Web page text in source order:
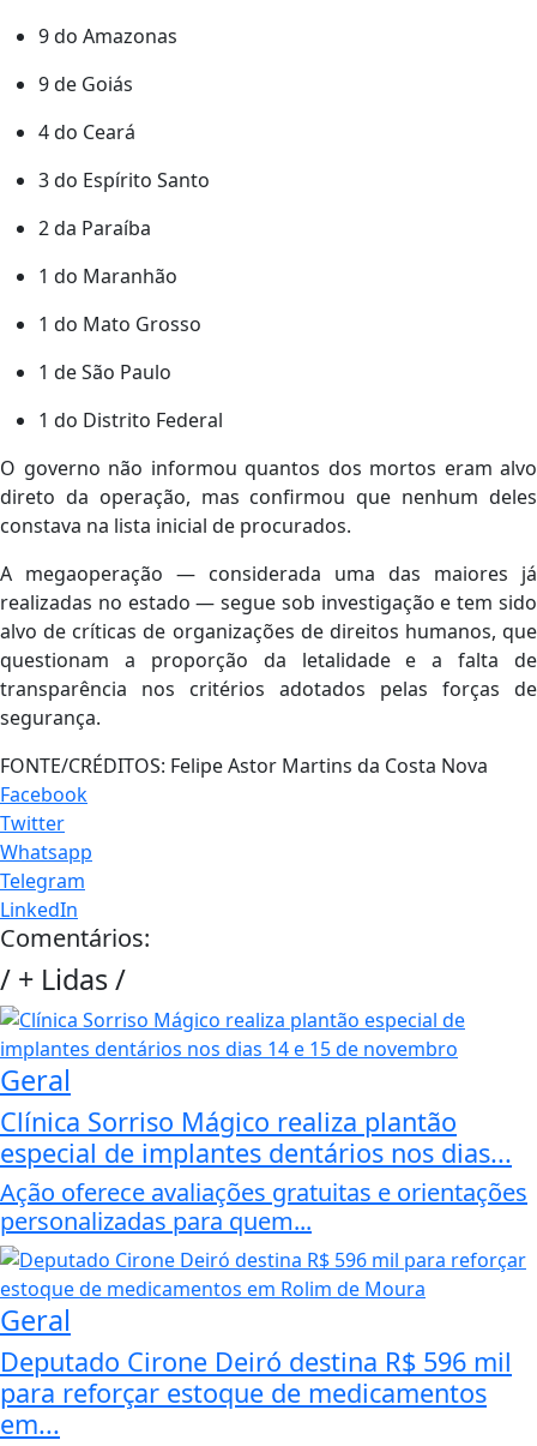
9 do Amazonas
9 de Goiás
4 do Ceará
3 do Espírito Santo
2 da Paraíba
1 do Maranhão
1 do Mato Grosso
1 de São Paulo
1 do Distrito Federal
O governo não informou quantos dos mortos eram alvo
direto da operação, mas confirmou que nenhum deles
constava na lista inicial de procurados.
A megaoperação — considerada uma das maiores já
realizadas no estado — segue sob investigação e tem sido
alvo de críticas de organizações de direitos humanos, que
questionam a proporção da letalidade e a falta de
transparência nos critérios adotados pelas forças de
segurança.
FONTE/CRÉDITOS: Felipe Astor Martins da Costa Nova
Facebook
Twitter
Whatsapp
Telegram
LinkedIn
Comentários:
/ + Lidas/
Geral
Clínica Sorriso Mágico realiza plantão
especial de implantes dentários nos dias...
Ação oferece avaliações gratuitas e orientações
personalizadas para quem...
Geral
Deputado Cirone Deiró destina R$ 596 mil
para reforçar estoque de medicamentos
em...